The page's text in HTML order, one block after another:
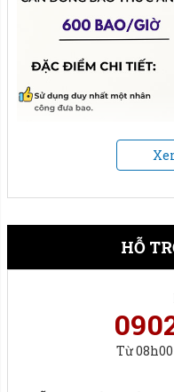
Năng suất lên đến 600
Đặc điểm của cân.
HỖ
Từ